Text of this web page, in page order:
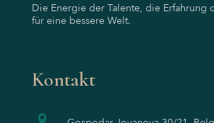
Die Energie der Talente, die Erfahrung
für eine bessere Welt.
Kontakt